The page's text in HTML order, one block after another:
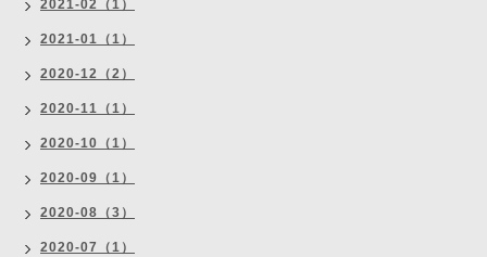
2021-02（1）
2021-01（1）
2020-12（2）
2020-11（1）
2020-10（1）
2020-09（1）
2020-08（3）
2020-07（1）